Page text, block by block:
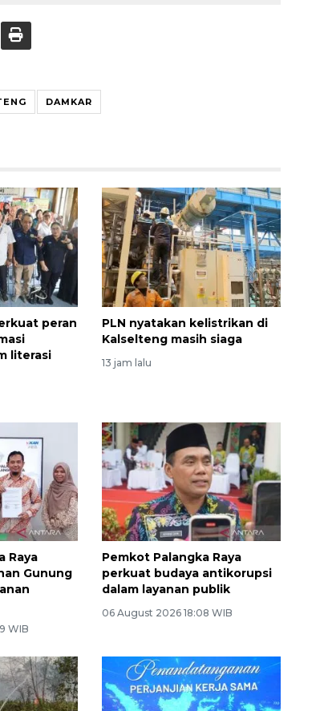
DAMKAR
peran
literasi
PLN nyatakan kelistrikan di
Kalselteng masih siaga
13 jam lalu
Raya
Gunung
WIB
Pemkot Palangka Raya
perkuat budaya antikorupsi
dalam layanan publik
06 August 2026 18:08 WIB